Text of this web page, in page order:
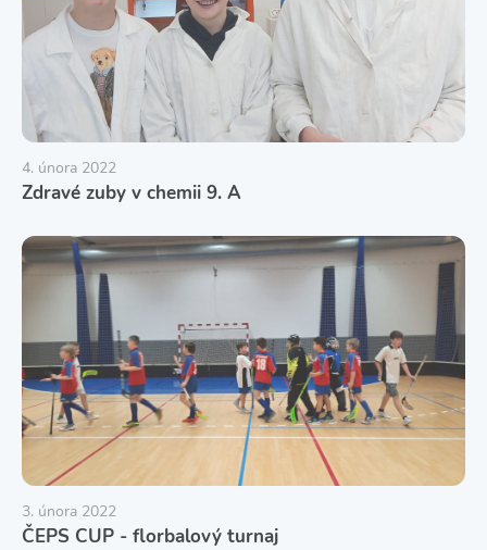
4. února 2022
Zdravé zuby v chemii 9. A
3. února 2022
ČEPS CUP - florbalový turnaj